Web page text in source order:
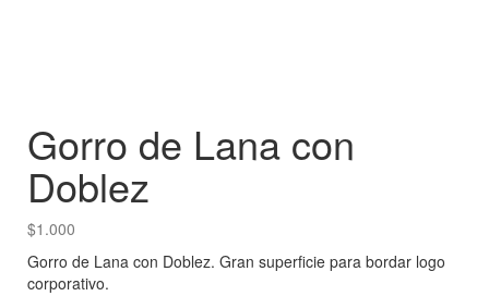
Gorro de Lana con
Doblez
$1.000
Gorro de Lana con Doblez. Gran superficie para bordar logo
corporativo.